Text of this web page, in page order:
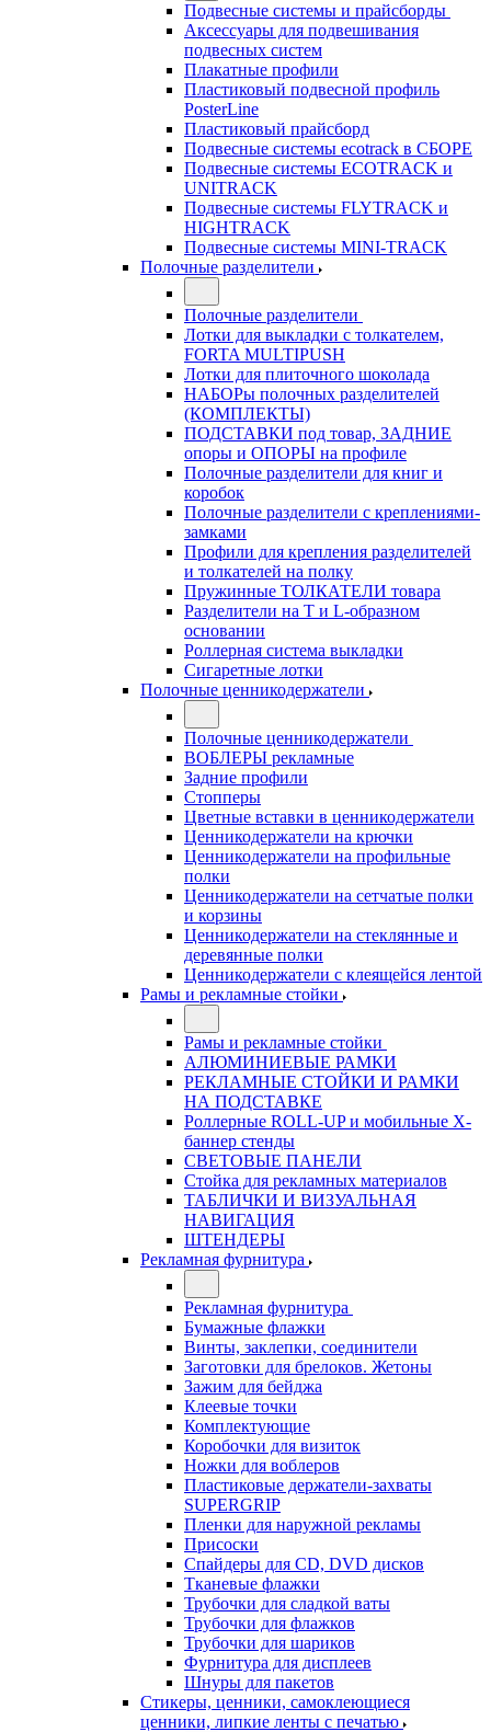
Подвесные системы и прайсборды
Аксессуары для подвешивания
подвесных систем
Плакатные профили
Пластиковый подвесной профиль
PosterLine
Пластиковый прайсборд
Подвесные системы ecotrack в СБОРЕ
Подвесные системы ECOTRACK и
UNITRACK
Подвесные системы FLYTRACK и
HIGHTRACK
Подвесные системы MINI-TRACK
Полочные разделители
Полочные разделители
Лотки для выкладки с толкателем,
FORTA MULTIPUSH
Лотки для плиточного шоколада
НАБОРы полочных разделителей
(КОМПЛЕКТЫ)
ПОДСТАВКИ под товар, ЗАДНИЕ
опоры и ОПОРЫ на профиле
Полочные разделители для книг и
коробок
Полочные разделители с креплениями-
замками
Профили для крепления разделителей
и толкателей на полку
Пружинные ТОЛКАТЕЛИ товара
Разделители на Т и L-образном
основании
Роллерная система выкладки
Сигаретные лотки
Полочные ценникодержатели
Полочные ценникодержатели
ВОБЛЕРЫ рекламные
Задние профили
Стопперы
Цветные вставки в ценникодержатели
Ценникодержатели на крючки
Ценникодержатели на профильные
полки
Ценникодержатели на сетчатые полки
и корзины
Ценникодержатели на стеклянные и
деревянные полки
Ценникодержатели с клеящейся лентой
Рамы и рекламные стойки
Рамы и рекламные стойки
АЛЮМИНИЕВЫЕ РАМКИ
РЕКЛАМНЫЕ СТОЙКИ И РАМКИ
НА ПОДСТАВКЕ
Роллерные ROLL-UP и мобильные X-
баннер стенды
СВЕТОВЫЕ ПАНЕЛИ
Стойка для рекламных материалов
ТАБЛИЧКИ И ВИЗУАЛЬНАЯ
НАВИГАЦИЯ
ШТЕНДЕРЫ
Рекламная фурнитура
Рекламная фурнитура
Бумажные флажки
Винты, заклепки, соединители
Заготовки для брелоков. Жетоны
Зажим для бейджа
Клеевые точки
Комплектующие
Коробочки для визиток
Ножки для воблеров
Пластиковые держатели-захваты
SUPERGRIP
Пленки для наружной рекламы
Присоски
Спайдеры для CD, DVD дисков
Тканевые флажки
Трубочки для сладкой ваты
Трубочки для флажков
Трубочки для шариков
Фурнитура для дисплеев
Шнуры для пакетов
Стикеры, ценники, самоклеющиеся
ценники, липкие ленты с печатью